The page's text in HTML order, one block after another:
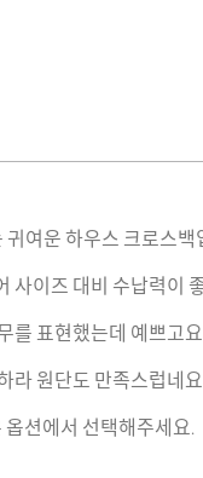
여운 하우스 크로스백
사이즈 대비 수납력이
를 표현했는데 예쁘고요
라 원단도 만족스럽네요.
션에서 선택해주세요.